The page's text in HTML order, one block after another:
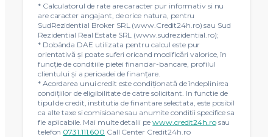
* Calculatorul de rate are caracter pur informativ si nu
are caracter angajant, de orice natura, pentru
SudRezidential Broker SRL (www.Credit24h.ro) sau Sud
Rezidential Real Estate SRL (www.sudrezidential.ro);
* Dobânda DAE utilizata pentru calcul este pur
orientativă și poate suferi oricand modificări valorice, în
funcție de conditiile pietei financiar-bancare, profilul
clientului și a perioadei de finanțare.
* Acordarea unui credit este condiţionată de îndeplinirea
condiţiilor de eligibilitate de catre solicitant. In functie de
tipul de credit, institutia de finantare selectata, este posibil
ca alte taxe si comisioane sau anumite conditii specifice sa
fie aplicabile. Mai multe detalii pewww.credit24h.rosau
telefon 0731.111.600 Call Center Credit24h.ro